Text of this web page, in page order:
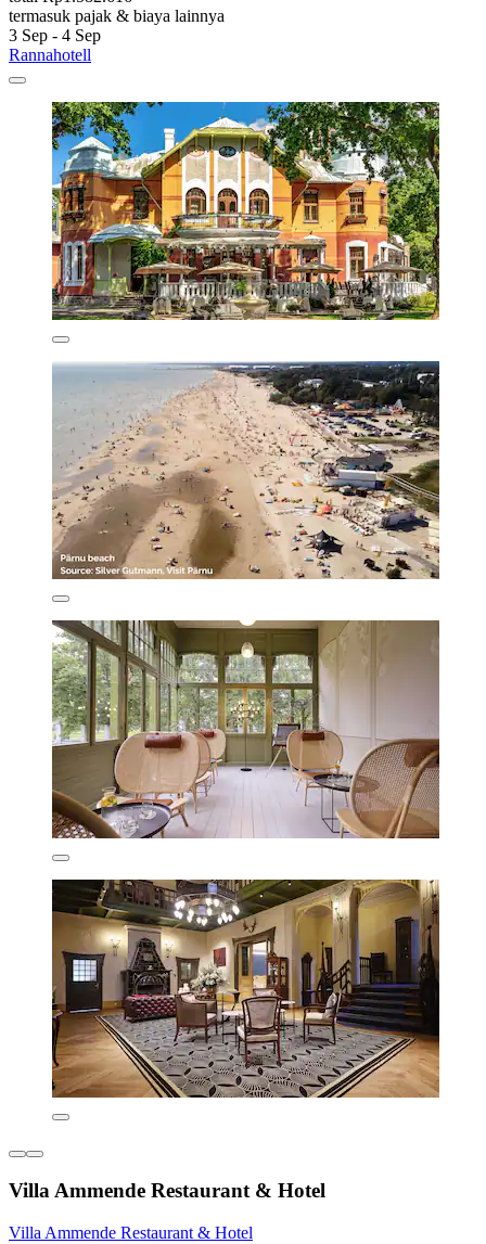
termasuk pajak & biaya lainnya
3 Sep - 4 Sep
Rannahotell
Villa Ammende Restaurant & Hotel
Villa Ammende Restaurant & Hotel